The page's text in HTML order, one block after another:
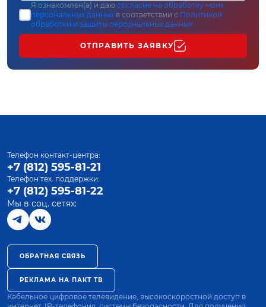
Я ознакомлен(а) и даю согласие на обработку моих
персональных данных в соответствии с Политикой
обработки и защиты персональных данных
ОТПРАВИТЬ ЗАЯВКУ
Телефон контакт-центра:
+7 (812) 595-81-21
Телефон тех. поддержки:
+7 (812) 595-81-22
Мы в соц. сетях:
ОБРАТНАЯ СВЯЗЬ
РЕКЛАМА НА ПАКТ ТВ
Кабельное цифровое телевидение, высокоскоростной доступ в